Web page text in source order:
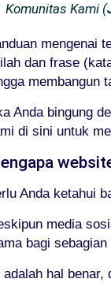
Komunitas Kami (
mengenai
dan frase
membangun
Anda bingung
di sini untuk
Anda ketahui
media
bagi
adalah hal